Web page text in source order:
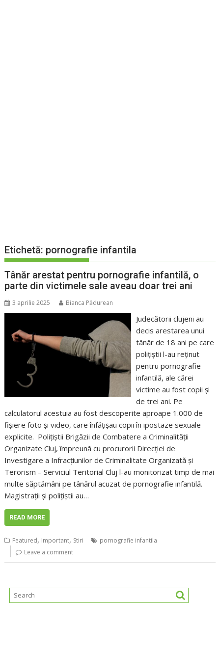
Etichetă: pornografie infantila
Tânăr arestat pentru pornografie infantilă, o
parte din victimele sale aveau doar trei ani
3 aprilie 2025 Bianca Pădurean
Judecătorii clujeni au
decis arestarea unui
tânăr de 18 ani pe care
poliţiştii l-au reţinut
pentru pornografie
infantilă, ale cărei
victime au fost copii și
de trei ani. Pe
calculatorul acestuia au fost descoperite aproape 1.000 de
fișiere foto și video, care înfățișau copii în ipostaze sexuale
explicite. Poliţiştii Brigăzii de Combatere a Criminalităţii
Organizate Cluj, împreună cu procurorii Direcţiei de
Investigare a Infracţiunilor de Criminalitate Organizată şi
Terorism – Serviciul Teritorial Cluj l-au monitorizat timp de mai
multe săptămâni pe tânărul acuzat de pornografie infantilă.
Magistrații și polițiștii au…
READ MORE
Featured, Important, Stiri
pornografie infantila
Leave a comment